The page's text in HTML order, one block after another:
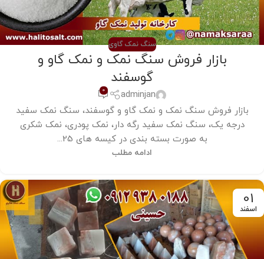
سنگ نمک گاوی
بازار فروش سنگ نمک و نمک گاو و
گوسفند
adminjan
0
بازار فروش سنگ نمک و نمک گاو و گوسفند، سنگ نمک سفید
درجه یک، سنگ نمک سفید رگه دار، نمک پودری، نمک شکری
به صورت بسته بندی در کیسه های 25...
ادامه مطلب
01
اسفند